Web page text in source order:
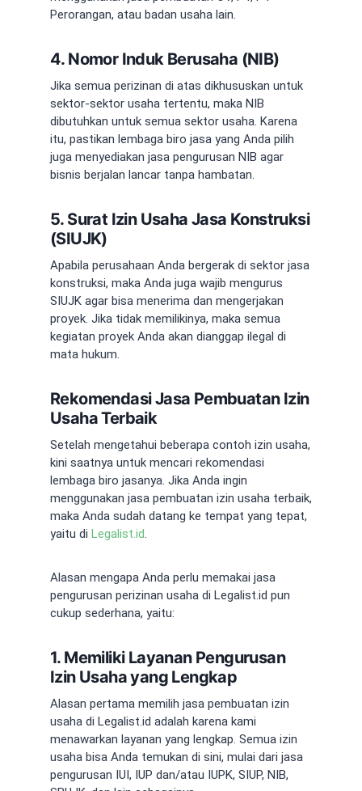
Perorangan, atau badan usaha lain.
4. Nomor Induk Berusaha (NIB)
Jika semua perizinan di atas dikhususkan untuk
sektor-sektor usaha tertentu, maka NIB
dibutuhkan untuk semua sektor usaha. Karena
itu, pastikan lembaga biro jasa yang Anda pilih
juga menyediakan jasa pengurusan NIB agar
bisnis berjalan lancar tanpa hambatan.
5. Surat Izin Usaha Jasa Konstruksi
(SIUJK)
Apabila perusahaan Anda bergerak di sektor jasa
konstruksi, maka Anda juga wajib mengurus
SIUJK agar bisa menerima dan mengerjakan
proyek. Jika tidak memilikinya, maka semua
kegiatan proyek Anda akan dianggap ilegal di
mata hukum.
Rekomendasi Jasa Pembuatan Izin
Usaha Terbaik
Setelah mengetahui beberapa contoh izin usaha,
kini saatnya untuk mencari rekomendasi
lembaga biro jasanya. Jika Anda ingin
menggunakan jasa pembuatan izin usaha terbaik,
maka Anda sudah datang ke tempat yang tepat,
yaitu di Legalist.id.
Alasan mengapa Anda perlu memakai jasa
pengurusan perizinan usaha di Legalist.id pun
cukup sederhana, yaitu:
1. Memiliki Layanan Pengurusan
Izin Usaha yang Lengkap
Alasan pertama memilih jasa pembuatan izin
usaha di Legalist.id adalah karena kami
menawarkan layanan yang lengkap. Semua izin
usaha bisa Anda temukan di sini, mulai dari jasa
pengurusan IUI, IUP dan/atau IUPK, SIUP, NIB,